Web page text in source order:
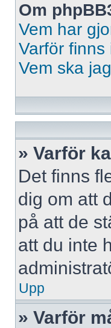
Om
Vem har
Varför
Vem ska
» Varför
Det finns
dig om att
på att de
att du inte
Upp
» Varför